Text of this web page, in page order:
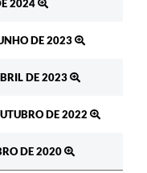
2024
DE 2023
DE 2023
DE 2022
DE 2020